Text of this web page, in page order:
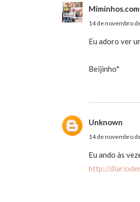
Miminhos.com
14 de novembro
Eu adoro ver
Beijinho*
Unknown
14 de novembro
Eu ando às
http://